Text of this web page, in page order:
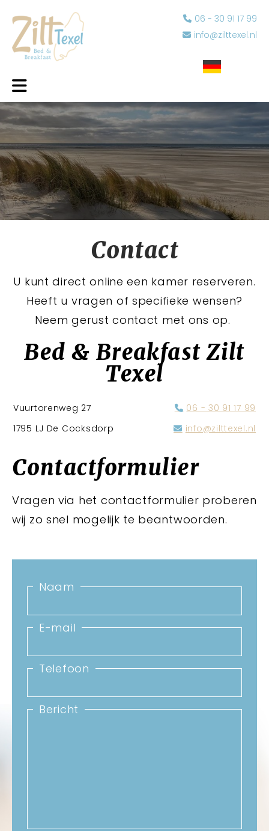
06 - 30 91 17 99
info@zilttexel.nl
Contact
U kunt direct online een kamer reserveren.
Heeft u vragen of specifieke wensen?
Neem gerust contact met ons op.
Bed & Breakfast Zilt
Texel
Vuurtorenweg 27
06 - 30 91 17 99
1795 LJ De Cocksdorp
info@zilttexel.nl
Contactformulier
Vragen via het contactformulier proberen
wij zo snel mogelijk te beantwoorden.
Naam
E-mail
Telefoon
Bericht